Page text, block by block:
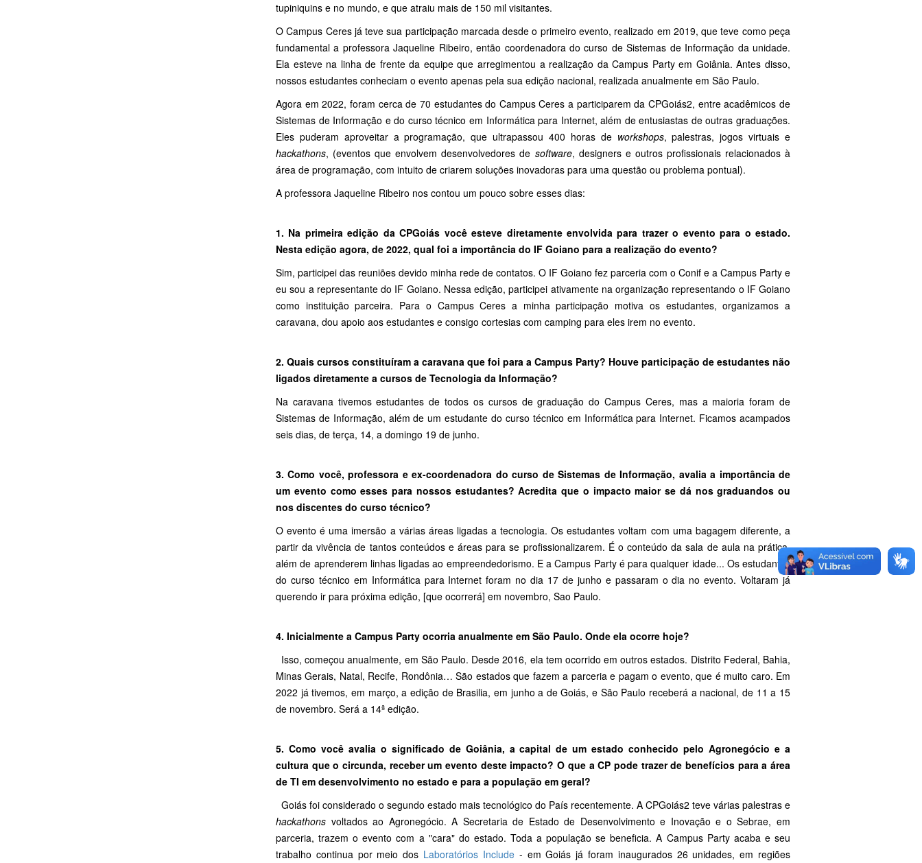
tupiniquins e no mundo, e que atraiu mais de 150 mil visitantes.
O Campus Ceres já teve sua participação marcada desde o primeiro evento, realizado em 2019, que teve como peça
fundamental a professora Jaqueline Ribeiro, então coordenadora do curso de Sistemas de Informação da unidade.
Ela esteve na linha de frente da equipe que arregimentou a realização da Campus Party em Goiânia. Antes disso,
nossos estudantes conheciam o evento apenas pela sua edição nacional, realizada anualmente em São Paulo.
Agora em 2022, foram cerca de 70 estudantes do Campus Ceres a participarem da CPGoiás2, entre acadêmicos de
Sistemas de Informação e do curso técnico em Informática para Internet, além de entusiastas de outras graduações.
Eles puderam aproveitar a programação, que ultrapassou 400 horas de workshops, palestras, jogos virtuais e
hackathons, (eventos que envolvem desenvolvedores de software, designers e outros profissionais relacionados à
área de programação, com intuito de criarem soluções inovadoras para uma questão ou problema pontual).
A professora Jaqueline Ribeiro nos contou um pouco sobre esses dias:
1. Na primeira edição da CPGoiás você esteve diretamente envolvida para trazer o evento para o estado.
Nesta edição agora, de 2022, qual foi a importância do IF Goiano para a realização do evento?
Sim, participei das reuniões devido minha rede de contatos. O IF Goiano fez parceria com o Conif e a Campus Party e
eu sou a representante do IF Goiano. Nessa edição, participei ativamente na organização representando o IF Goiano
como instituição parceira. Para o Campus Ceres a minha participação motiva os estudantes, organizamos a
caravana, dou apoio aos estudantes e consigo cortesias com camping para eles irem no evento.
2. Quais cursos constituíram a caravana que foi para a Campus Party? Houve participação de estudantes não
ligados diretamente a cursos de Tecnologia da Informação?
Na caravana tivemos estudantes de todos os cursos de graduação do Campus Ceres, mas a maioria foram de
Sistemas de Informação, além de um estudante do curso técnico em Informática para Internet. Ficamos acampados
seis dias, de terça, 14, a domingo 19 de junho.
3. Como você, professora e ex-coordenadora do curso de Sistemas de Informação, avalia a importância de
um evento como esses para nossos estudantes? Acredita que o impacto maior se dá nos graduandos ou
nos discentes do curso técnico?
O evento é uma imersão a várias áreas ligadas a tecnologia. Os estudantes voltam com uma bagagem diferente, a
partir da vivência de tantos conteúdos e áreas para se profissionalizarem. É o conteúdo da sala de aula na prática,
além de aprenderem linhas ligadas ao empreendedorismo. E a Campus Party é para qualquer idade... Os estudantes
do curso técnico em Informática para Internet foram no dia 17 de junho e passaram o dia no evento. Voltaram já
querendo ir para próxima edição, [que ocorrerá] em novembro, Sao Paulo.
4. Inicialmente a Campus Party ocorria anualmente em São Paulo. Onde ela ocorre hoje?
Isso, começou anualmente, em São Paulo. Desde 2016, ela tem ocorrido em outros estados. Distrito Federal, Bahia,
Minas Gerais, Natal, Recife, Rondônia… São estados que fazem a parceria e pagam o evento, que é muito caro. Em
2022 já tivemos, em março, a edição de Brasilia, em junho a de Goiás, e São Paulo receberá a nacional, de 11 a 15
de novembro. Será a 14ª edição.
5. Como você avalia o significado de Goiânia, a capital de um estado conhecido pelo Agronegócio e a
cultura que o circunda, receber um evento deste impacto? O que a CP pode trazer de benefícios para a área
de TI em desenvolvimento no estado e para a população em geral?
Goiás foi considerado o segundo estado mais tecnológico do País recentemente. A CPGoiás2 teve várias palestras e
hackathons voltados ao Agronegócio. A Secretaria de Estado de Desenvolvimento e Inovação e o Sebrae, em
parceria, trazem o evento com a "cara" do estado. Toda a população se beneficia. A Campus Party acaba e seu
trabalho continua por meio dos Laboratórios Include- em Goiás já foram inaugurados 26 unidades, em regiões